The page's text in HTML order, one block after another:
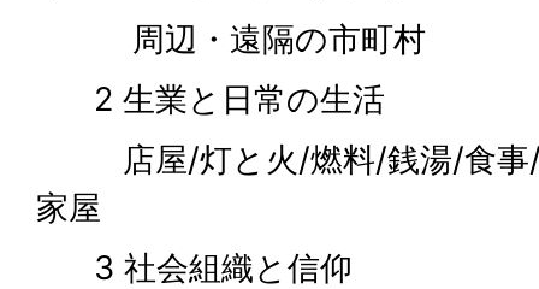
周辺・遠隔の市町村
2 生業と日常の生活
店屋/灯と火/燃料/銭湯/食事/
家屋
3 社会組織と信仰